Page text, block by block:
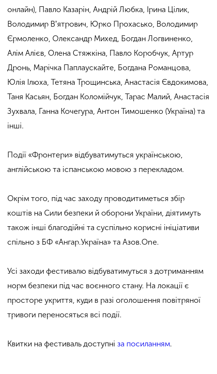
онлайн), Павло Казарін, Андрій Любка, Ірина Цілик,
Володимир Вʼятрович, Юрко Прохасько, Володимир
Єрмоленко, Олександр Михед, Богдан Логвиненко,
Алім Алієв, Олена Стяжкіна, Павло Коробчук, Артур
Дронь, Марічка Паплаускайте, Богдана Романцова,
Юлія Ілюха, Тетяна Трощинська, Анастасія Євдокимова,
Таня Касьян, Богдан Коломійчук, Тарас Малий, Анастасія
Зухвала, Ганна Кочегура, Антон Тимошенко (Україна) та
інші.
Події «Фронтери» відбуватимуться українською,
англійською та іспанською мовою з перекладом.
Окрім того, під час заходу проводитиметься збір
коштів на Сили безпеки й оборони України, ​​діятимуть
також інші благодійні та суспільно корисні ініціативи
спільно з БФ «Ангар.Україна» та Азов.One.
Усі заходи фестивалю відбуватимуться з дотриманням
норм безпеки під час воєнного стану. На локації є
просторе укриття, куди в разі оголошення повітряної
тривоги переносяться всі події.
Квитки на фестиваль доступні за посиланням.